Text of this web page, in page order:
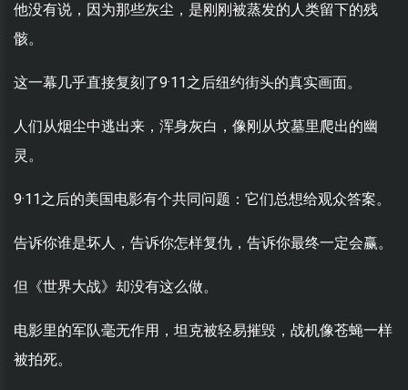
他没有说，因为那些灰尘，是刚刚被蒸发的人类留下的残
骸。
这一幕几乎直接复刻了9·11之后纽约街头的真实画面。
人们从烟尘中逃出来，浑身灰白，像刚从坟墓里爬出的幽
灵。
9·11之后的美国电影有个共同问题：它们总想给观众答案。
告诉你谁是坏人，告诉你怎样复仇，告诉你最终一定会赢。
但《世界大战》却没有这么做。
电影里的军队毫无作用，坦克被轻易摧毁，战机像苍蝇一样
被拍死。